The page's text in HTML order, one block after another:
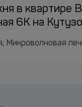
в квартире
6К на
Микроволновая